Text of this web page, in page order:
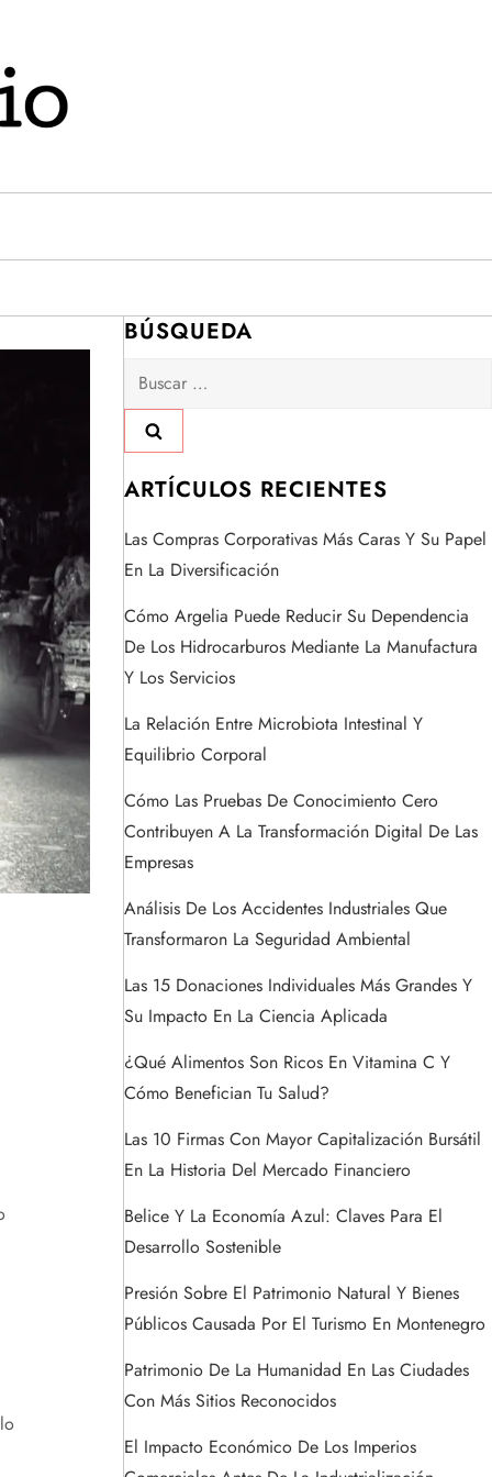
BÚSQUEDA
Buscar:
ARTÍCULOS RECIENTES
Las Compras Corporativas Más Caras Y Su Papel
En La Diversificación
Cómo Argelia Puede Reducir Su Dependencia
De Los Hidrocarburos Mediante La Manufactura
Y Los Servicios
La Relación Entre Microbiota Intestinal Y
Equilibrio Corporal
Cómo Las Pruebas De Conocimiento Cero
Contribuyen A La Transformación Digital De Las
Empresas
Análisis De Los Accidentes Industriales Que
Transformaron La Seguridad Ambiental
Las 15 Donaciones Individuales Más Grandes Y
Su Impacto En La Ciencia Aplicada
¿Qué Alimentos Son Ricos En Vitamina C Y
Cómo Benefician Tu Salud?
Las 10 Firmas Con Mayor Capitalización Bursátil
En La Historia Del Mercado Financiero
Belice Y La Economía Azul: Claves Para El
Desarrollo Sostenible
Presión Sobre El Patrimonio Natural Y Bienes
Públicos Causada Por El Turismo En Montenegro
Patrimonio De La Humanidad En Las Ciudades
Con Más Sitios Reconocidos
El Impacto Económico De Los Imperios